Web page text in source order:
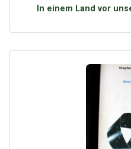
In einem Land vor